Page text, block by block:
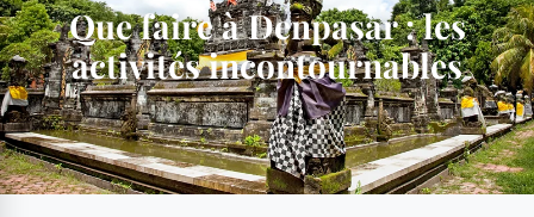
Que faire à Denpasar : les
activités incontournables